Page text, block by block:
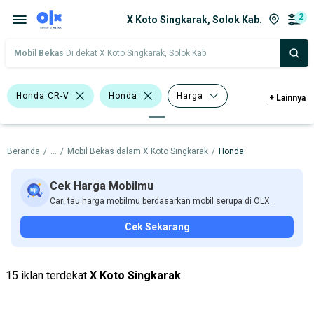
X Koto Singkarak, Solok Kab. 2
Mobil Bekas Di dekat X Koto Singkarak, Solok Kab.
Honda CR-V Honda Harga
Merek Dan Model Tahun
Tipe Bodi Tipe Membership
+ Lainnya
Beranda / ... / Mobil Bekas dalam X Koto Singkarak / Honda
Cek Harga Mobilmu
Cari tau harga mobilmu berdasarkan mobil serupa di OLX.
Cek Sekarang
15 iklan terdekat X Koto Singkarak